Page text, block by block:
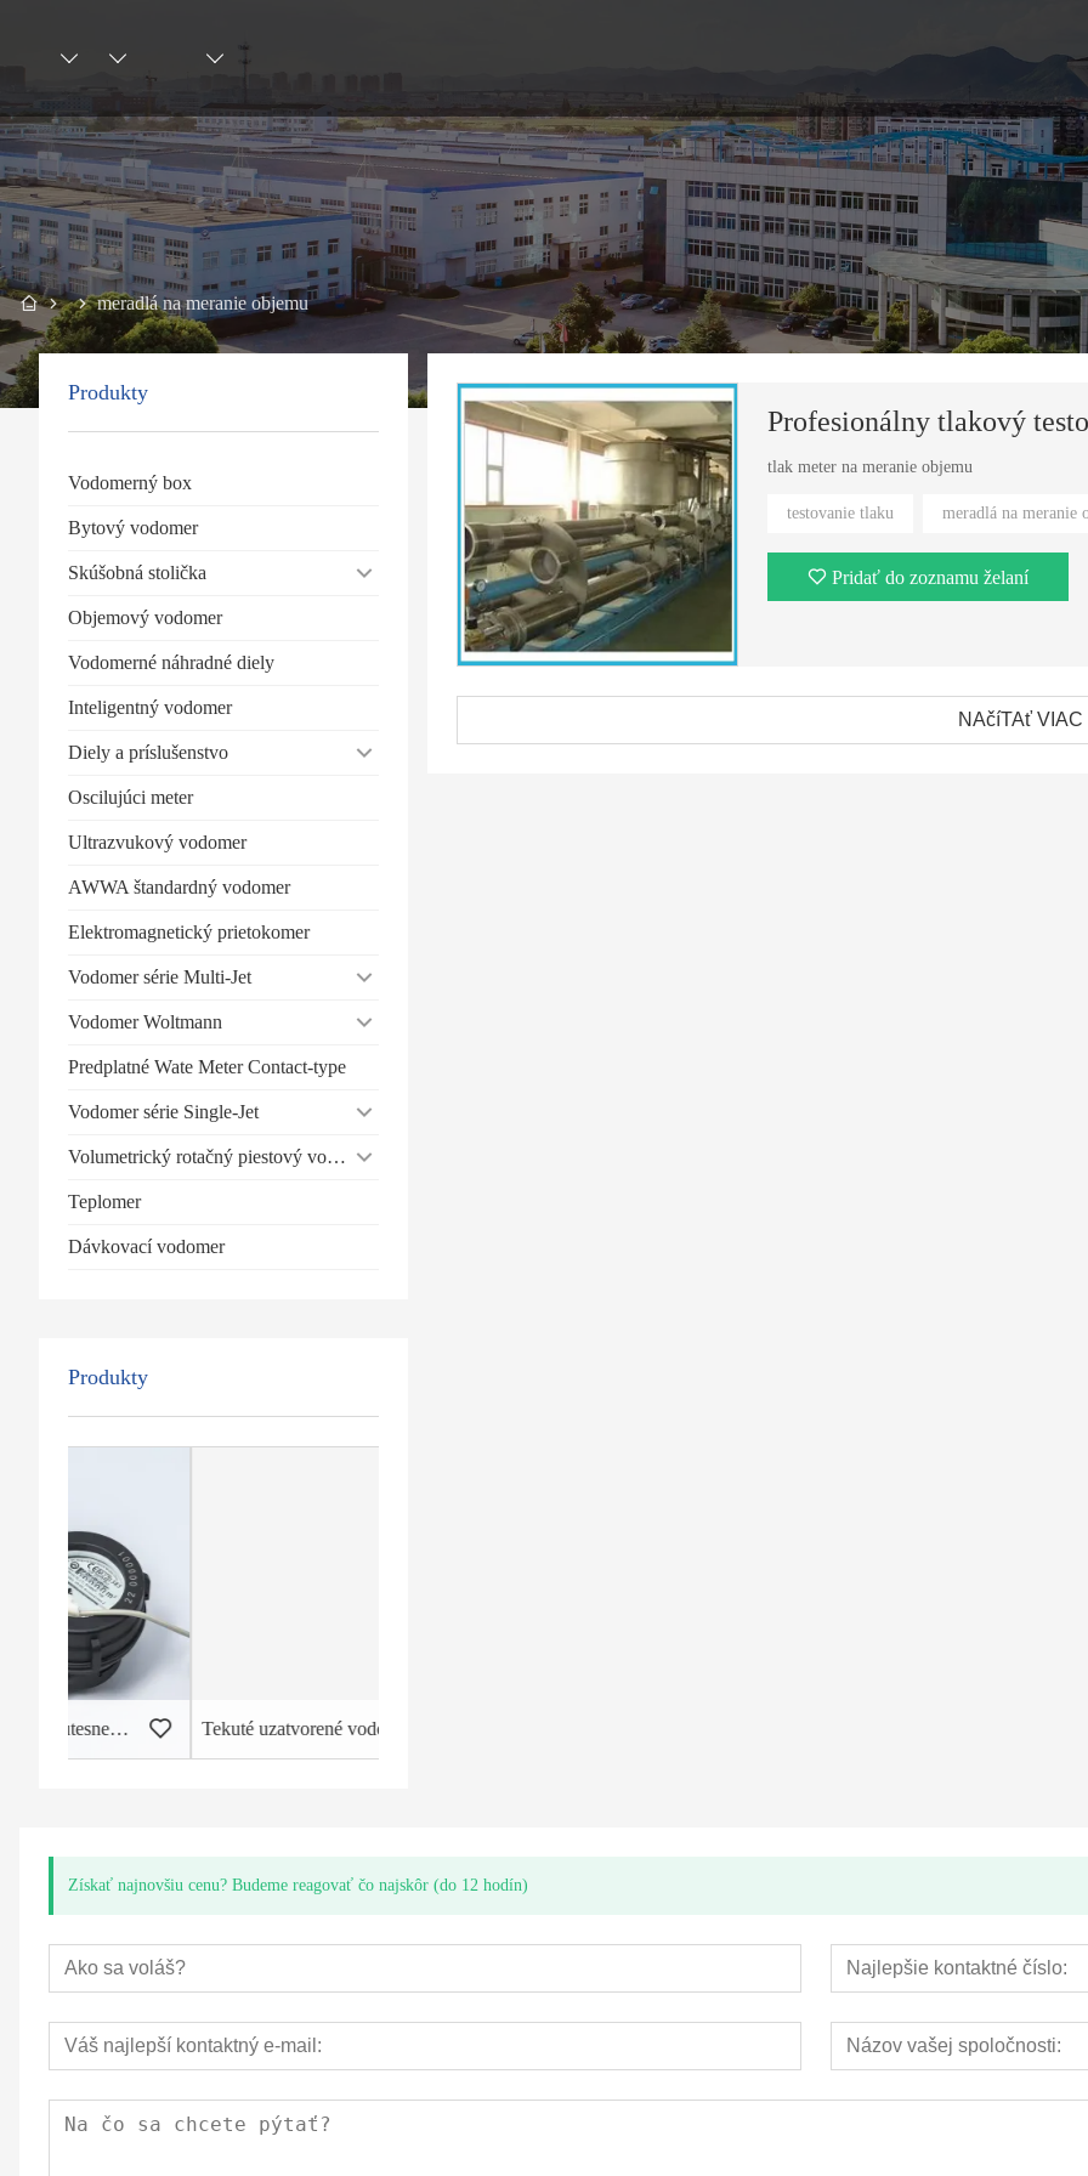
meradlá na meranie objemu
Produkty
Vodomerný box
Bytový vodomer
Skúšobná stolička
Objemový vodomer
Vodomerné náhradné diely
Inteligentný vodomer
Diely a príslušenstvo
Oscilujúci meter
Ultrazvukový vodomer
AWWA štandardný vodomer
Elektromagnetický prietokomer
Vodomer série Multi-Jet
Vodomer Woltmann
Predplatné Wate Meter Contact-type
Vodomer série Single-Jet
Volumetrický rotačný piestový vodomer
Teplomer
Dávkovací vodomer
Produkty
Tekuté uzatvorené vodomery Plastové teleso
tlak meter na meranie objemu
testovanie tlaku meradlá na meranie
Pridať do zoznamu želaní
NAčíTAť VIAC
Získať najnovšiu cenu? Budeme reagovať čo najskôr (do 12 hodín)